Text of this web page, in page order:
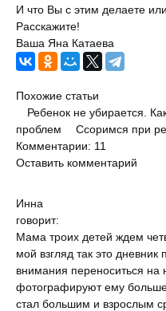
И что Вы с этим делаете
Расскажите!
Ваша Яна Катаева
Похожие статьи
Ребенок не убирается.
проблем
Ссоримся при
Комментарии: 11
Оставить комментарий
Инна
говорит:
Мама троих детей ждем
мой взгляд так это
внимания переноситься
фотографируют ему
стал большим и взрослым